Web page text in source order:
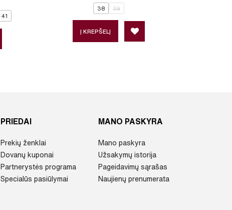
41
38 39
Į KREPŠELĮ
PRIEDAI
Prekių ženklai
Dovanų kuponai
Partnerystės programa
Specialūs pasiūlymai
MANO PASKYRA
Mano paskyra
Užsakymų istorija
Pageidavimų sąrašas
Naujienų prenumerata